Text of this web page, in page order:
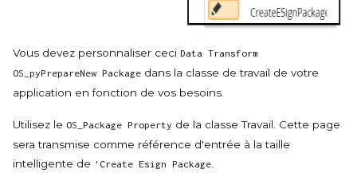
Vous devez personnaliser ceci Data Transform
OS_pyPrepareNew Package dans la classe de travail de votre
application en fonction de vos besoins.
Utilisez le OS_Package Property de la classe Travail. Cette page
sera transmise comme référence d'entrée à la taille
intelligente de 'Create Esign Package